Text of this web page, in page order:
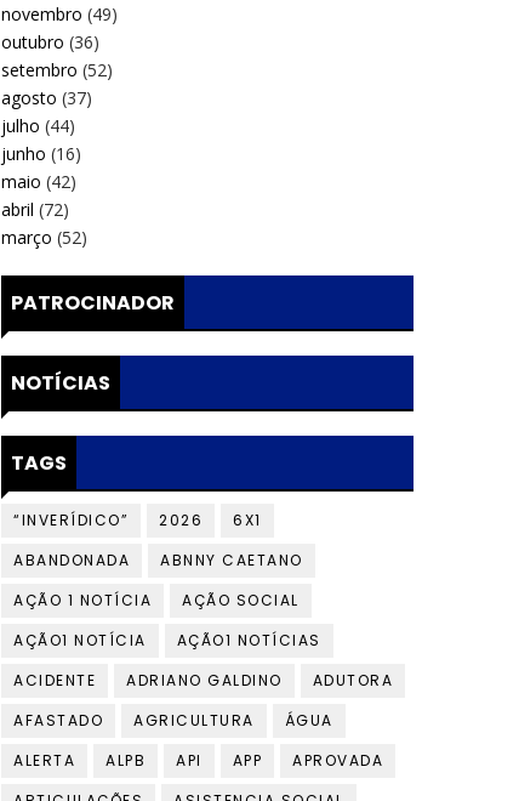
novembro (49)
outubro (36)
setembro (52)
agosto (37)
julho (44)
junho (16)
maio (42)
abril (72)
março (52)
PATROCINADOR
NOTÍCIAS
TAGS
“INVERÍDICO” 2026
6X1
ABANDONADA
ABNNY CAETANO
AÇÃO 1 NOTÍCIA
AÇÃO SOCIAL
AÇÃO1 NOTÍCIA
AÇÃO1 NOTÍCIAS
ACIDENTE
ADRIANO GALDINO
ADUTORA
AFASTADO
AGRICULTURA
ÁGUA
ALERTA
ALPB API APP
APROVADA